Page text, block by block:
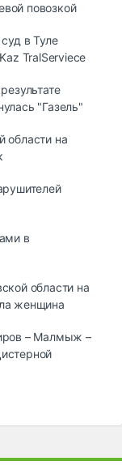
повозкой
в Туле
TralServiece
"Газель"
области на
в
области на
женщина
– Малмыж –